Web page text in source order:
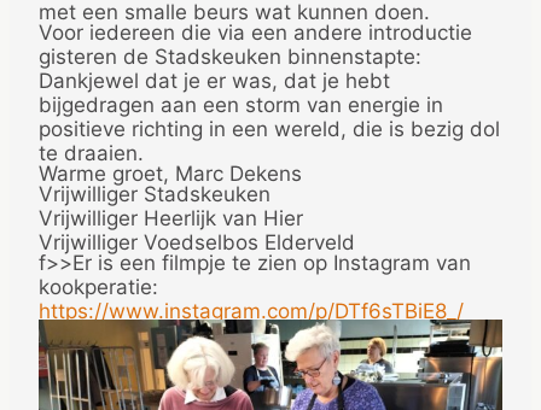
met een smalle beurs wat kunnen doen.
Voor iedereen die via een andere introductie
gisteren de Stadskeuken binnenstapte:
Dankjewel dat je er was, dat je hebt
bijgedragen aan een storm van energie in
positieve richting in een wereld, die is bezig dol
te draaien.
Warme groet, Marc Dekens
Vrijwilliger Stadskeuken
Vrijwilliger Heerlijk van Hier
Vrijwilliger Voedselbos Elderveld
f>>Er is een filmpje te zien op Instagram van
kookperatie:
https://www.instagram.com/p/DTf6sTBiE8_/